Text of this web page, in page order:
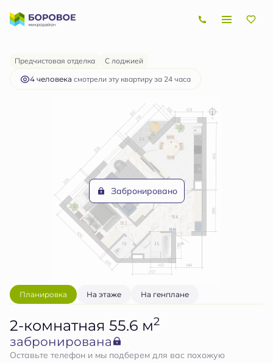
2-комнатная Цена по запросу
Предчистовая отделка С лоджией
4 человекa смотрели эту квартиру за 24 часа
Забронировано
Планировка На этаже На генплане
2-комнатная 55.6 м2
забронирована
Оставьте телефон и мы подберем для вас похожую